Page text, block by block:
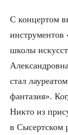
С концертом
инструментов
школы
стал
фантазия».
Никто из
в Сысертском